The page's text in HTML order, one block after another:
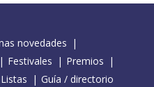
novedades
Festivales
Premios
Listas Guía / directorio